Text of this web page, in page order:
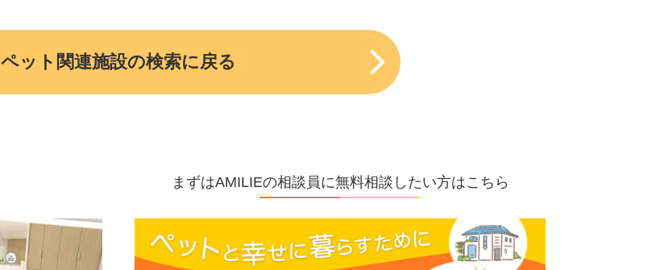
ペット関連施設の検索に戻る
まずはAMILIEの相談員に無料相談したい方はこちら